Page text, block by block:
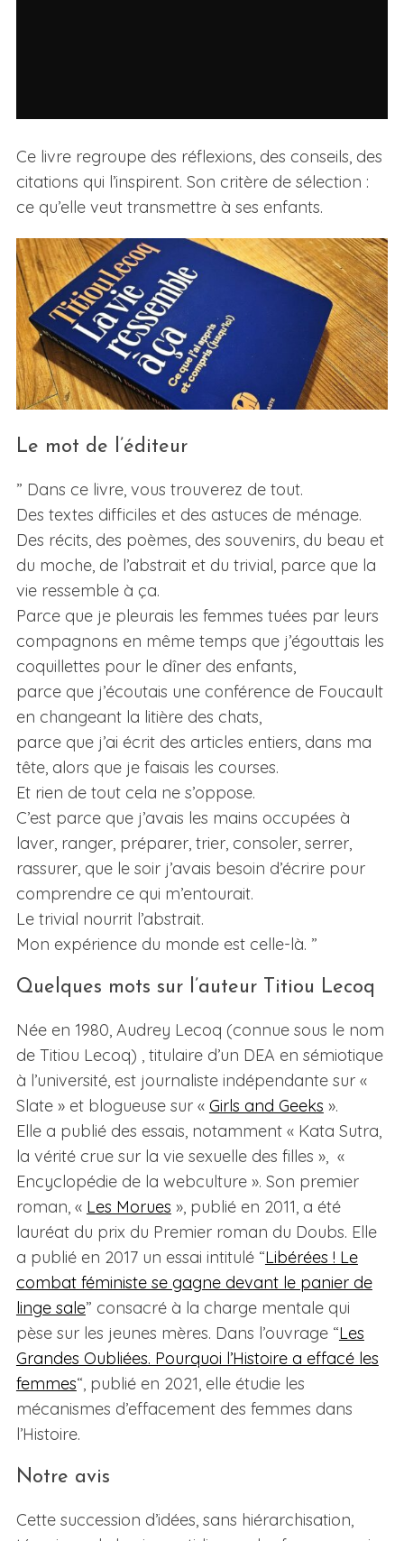
Ce livre regroupe des réflexions, des conseils, des
citations qui l’inspirent. Son critère de sélection :
ce qu’elle veut transmettre à ses enfants.
Le mot de l’éditeur
” Dans ce livre, vous trouverez de tout.
Des textes difficiles et des astuces de ménage.
Des récits, des poèmes, des souvenirs, du beau et
du moche, de l’abstrait et du trivial, parce que la
vie ressemble à ça.
Parce que je pleurais les femmes tuées par leurs
compagnons en même temps que j’égouttais les
coquillettes pour le dîner des enfants,
parce que j’écoutais une conférence de Foucault
en changeant la litière des chats,
parce que j’ai écrit des articles entiers, dans ma
tête, alors que je faisais les courses.
Et rien de tout cela ne s’oppose.
C’est parce que j’avais les mains occupées à
laver, ranger, préparer, trier, consoler, serrer,
rassurer, que le soir j’avais besoin d’écrire pour
comprendre ce qui m’entourait.
Le trivial nourrit l’abstrait.
Mon expérience du monde est celle-là. ”
Quelques mots sur l’auteur Titiou Lecoq
Née en 1980, Audrey Lecoq (connue sous le nom
de Titiou Lecoq) , titulaire d’un DEA en sémiotique
à l’université, est journaliste indépendante sur «
Slate » et blogueuse sur « Girls and Geeks ».
Elle a publié des essais, notamment « Kata Sutra,
la vérité crue sur la vie sexuelle des filles », «
Encyclopédie de la webculture ». Son premier
roman, « Les Morues », publié en 2011, a été
lauréat du prix du Premier roman du Doubs. Elle
a publié en 2017 un essai intitulé “Libérées ! Le
combat féministe se gagne devant le panier de
linge sale” consacré à la charge mentale qui
pèse sur les jeunes mères. Dans l’ouvrage “Les
Grandes Oubliées. Pourquoi l’Histoire a effacé les
femmes“, publié en 2021, elle étudie les
mécanismes d’effacement des femmes dans
l’Histoire.
Notre avis
Cette succession d’idées, sans hiérarchisation,